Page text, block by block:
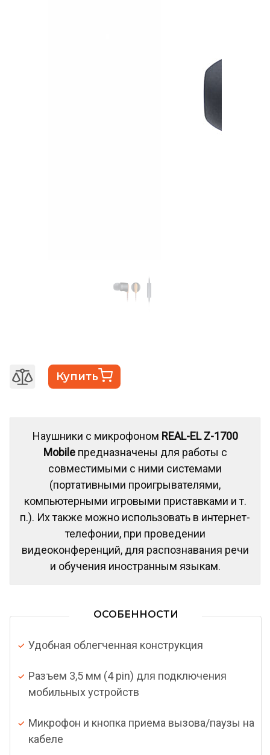
Купить
Наушники с микрофоном REAL-EL Z-1700
Mobileпредназначены для работы с
совместимыми с ними системами
(портативными проигрывателями,
компьютерными игровыми приставками и т.
п.). Их также можно использовать в интернет-
телефонии, при проведении
видеоконференций, для распознавания речи
и обучения иностранным языкам.
ОСОБЕННОСТИ
Удобная облегченная конструкция
Разъем 3,5 мм (4 pin) для подключения
мобильных устройств
Микрофон и кнопка приема вызова/паузы на
кабеле